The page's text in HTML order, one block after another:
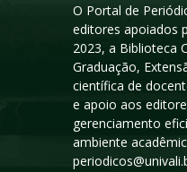
O Portal de
editores apoiados
2023, a Biblioteca
Graduação,
científica de
e apoio aos
gerenciamento
ambiente